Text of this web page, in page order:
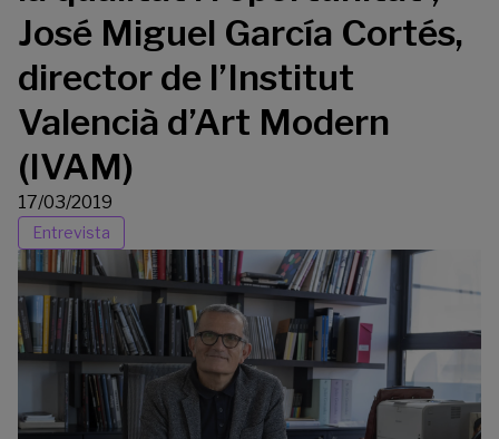
José Miguel García Cortés,
director de l’Institut
Valencià d’Art Modern
(IVAM)
17/03/2019
Entrevista